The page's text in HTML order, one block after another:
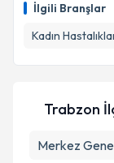
İlgili Branşlar
Kadın
almanız
E-posta
Kişisel
Trabzon
Merkez